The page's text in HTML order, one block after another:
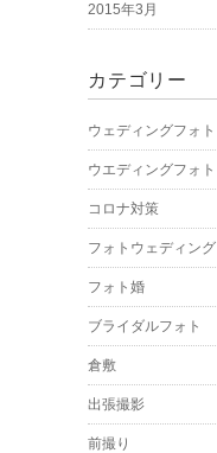
2015年3月
カテゴリー
ウェディングフォト
ウエディングフォト
コロナ対策
フォトウェディング
フォト婚
ブライダルフォト
倉敷
出張撮影
前撮り